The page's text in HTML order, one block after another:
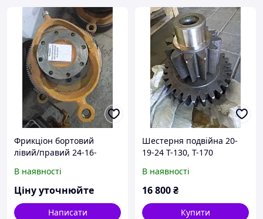
Фрикціон бортовий
лівий/правий 24-16-
В наявності
Ціну уточнюйте
Написати
Шестерня подвійна 20-
19-24 Т-130, Т-170
В наявності
16 800₴
Купити